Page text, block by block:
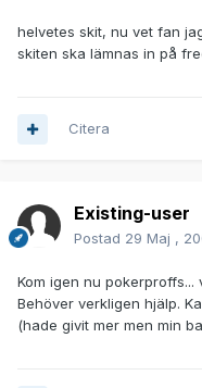
helvetes skit, nu vet fan
skiten ska lämnas in på
Citera
Existing-user
Postad 29 Maj ,
Kom igen nu
Behöver verkligen hjälp.
(hade givit mer men min